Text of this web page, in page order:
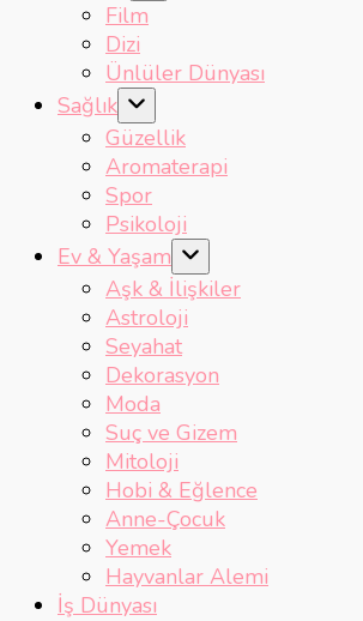
Film
Dizi
Ünlüler Dünyası
Sağlık
Güzellik
Aromaterapi
Spor
Psikoloji
Ev & Yaşam
Aşk & İlişkiler
Astroloji
Seyahat
Dekorasyon
Moda
Suç ve Gizem
Mitoloji
Hobi & Eğlence
Anne-Çocuk
Yemek
Hayvanlar Alemi
İş Dünyası